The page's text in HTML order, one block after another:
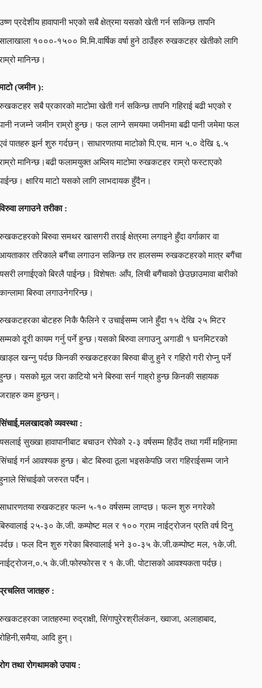
प्रदेशीय हावापानी भएको सबै क्षेत्रमा यसको खेती गर्न सकिन्छ तापनि
१०००-१५०० मि.मि.वार्षिक वर्षा हुने ठाउँहरु रुखकटहर खेतीको लागि
मानिन्छ।
(जमीन ):
सबै प्रकारको माटोमा खेती गर्न सकिन्छ तापनि गहिराई बढी भएको र
नजम्ने जमीन राम्रो हुन्छ। फल लाग्ने समयमा जमीनमा बढी पानी जमेमा फल
पातहरु झर्न शुरु गर्दछन्। साधारणतया माटोको पि.एच. मान ५.० देखि ६.५
मानिन्छ।बढी फलामयुक्त अम्लिय माटोमा रुखकटहर राम्रो फस्टाएको
क्षारिय माटो यसको लागि लाभदायक हुँदैन।
लगाउने तरीका :
बिरुवा समथर खासगरी तराई क्षेत्रमा लगाइने हुँदा वर्गाकार वा
तरिकाले बगैंचा लगाउन सकिन्छ तर हालसम्म रुखकटहरको मात्र बगैंचा
लगाईएको बिरलै पाईन्छ। विशेषतः आँप, लिची बगैंचाको छेउछाउमावा बारीको
बिरुवा लगाउनेगरिन्छ।
बोटहरु निकै फैलिने र उचाईसम्म जाने हुँदा १५ देखि २५ मिटर
दूरी कायम गर्नु पर्ने हुन्छ।यसको बिरुवा लगाउनु अगाडी १ घनमिटरको
खन्नु पर्दछ किनकी रुखकटहरका बिरुवा बीजु हुने र गहिरो गरी रोप्नु पर्ने
यसको मूल जरा काटियो भने बिरुवा सर्न गाह्रो हुन्छ किनकी सहायक
कम हुन्छन्।
व्यवस्था :
सुख्खा हावापानीबाट बचाउन रोपेको २-३ वर्षसम्म हिउँद तथा गर्मी महिनामा
गर्न आवश्यक हुन्छ। बोट बिरुवा ठूला भइसकेपछि जरा गहिराईसम्म जाने
सिंचाईको जरुरत पर्दैन।
रुखकटहर फल्न ५-१० वर्षसम्म लाग्दछ। फल्न शुरु नगरेको
२५-३० के.जी. कम्पोष्ट मल र १०० ग्राम नाईट्रोजन प्रति वर्ष दिनु
फल दिन शुरु गरेका बिरुवालाई भने ३०-३५ के.जी.कम्पोष्ट मल, १के.जी.
के.जी.फोस्फोरस र १ के.जी. पोटासको आवश्यकता पर्दछ।
जातहरु :
जातहरुमा रुद्राक्षी, सिंगापुरेरश्रीलंकन, ख्वाजा, अलाहाबाद,
आदि हुन्।
तथा रोगथामको उपाय :